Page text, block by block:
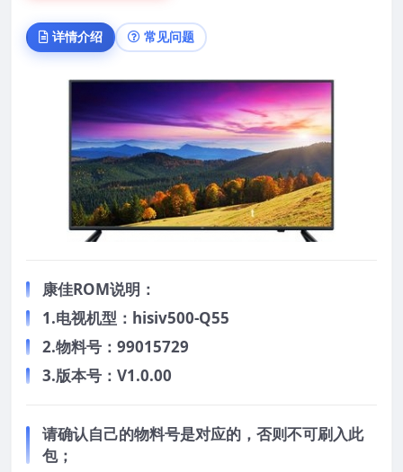
详情介绍 常见问题
康佳ROM说明：
1.电视机型：hisiv500-Q55
2.物料号：99015729
3.版本号：V1.0.00
请确认自己的物料号是对应的，否则不可刷入此
包；